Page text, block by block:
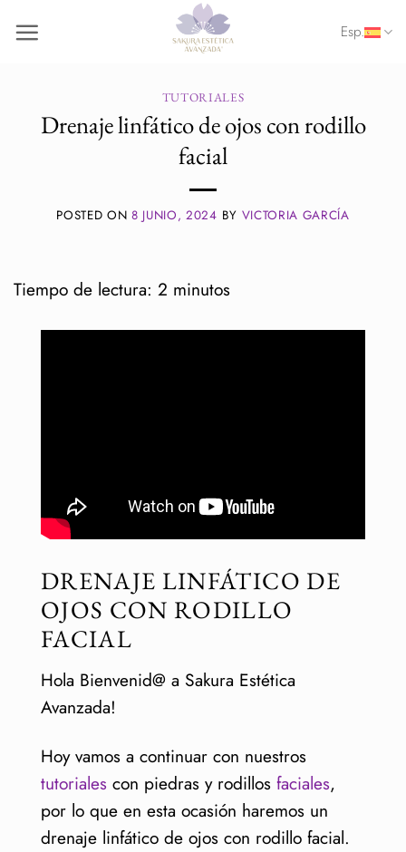
Esp.
TUTORIALES
Drenaje linfático de ojos con rodillo
facial
POSTED ON8 JUNIO, 2024 BY VICTORIA GARCÍA
Tiempo de lectura: 2 minutos
Tiempo de lectura:
DRENAJE LINFÁTICO DE
OJOS CON RODILLO
FACIAL
Hola Bienvenid@ a Sakura Estética
Avanzada!
Hoy vamos a continuar con nuestros
tutoriales con piedras y rodillos faciales,
por lo que en esta ocasión haremos un
drenaje linfático de ojos con rodillo facial.